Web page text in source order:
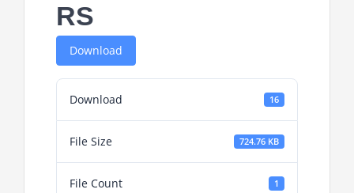
RS
Download
Download 16
File Size 724.76 KB
File Count 1